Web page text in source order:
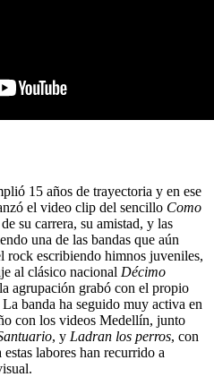
15 años de trayectoria y en ese
el video clip del sencillo Como
su carrera, su amistad, y las
una de las bandas que aún
rock escribiendo himnos juveniles,
al clásico nacional Décimo
agrupación grabó con el propio
La banda ha seguido muy activa en
con los videos Medellín, junto
, y Ladran los perros, con
labores han recurrido a